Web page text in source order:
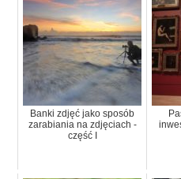
Banki zdjęć jako sposób
zarabiania na zdjęciach -
część I